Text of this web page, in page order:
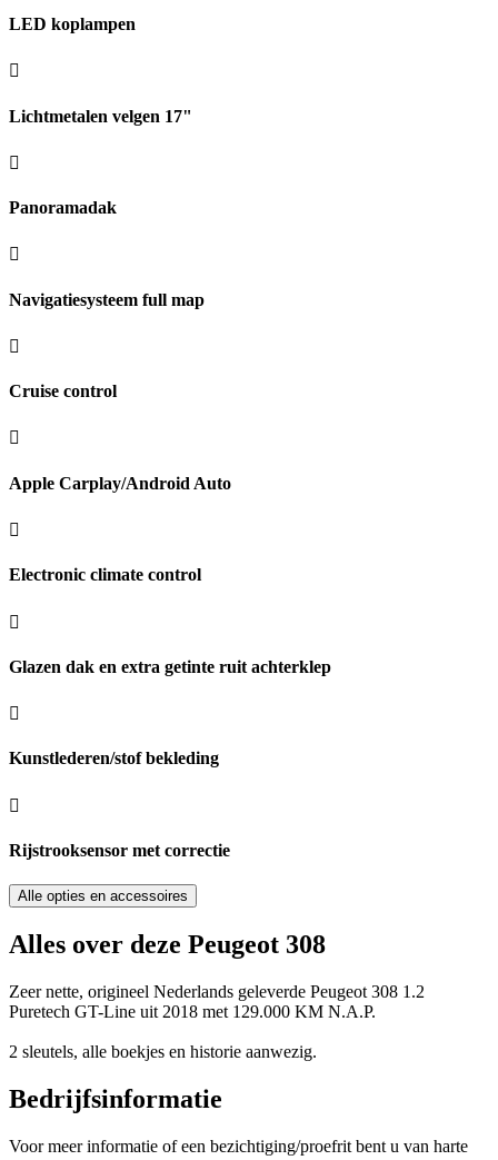
LED koplampen
Lichtmetalen velgen 17"
Panoramadak
Navigatiesysteem full map
Cruise control
Apple Carplay/Android Auto
Electronic climate control
Glazen dak en extra getinte ruit achterklep
Kunstlederen/stof bekleding
Rijstrooksensor met correctie
Alle opties en accessoires
Alles over deze Peugeot 308
Zeer nette, origineel Nederlands geleverde Peugeot 308 1.2
Puretech GT-Line uit 2018 met 129.000 KM N.A.P.
2 sleutels, alle boekjes en historie aanwezig.
Bedrijfsinformatie
Voor meer informatie of een bezichtiging/proefrit bent u van harte